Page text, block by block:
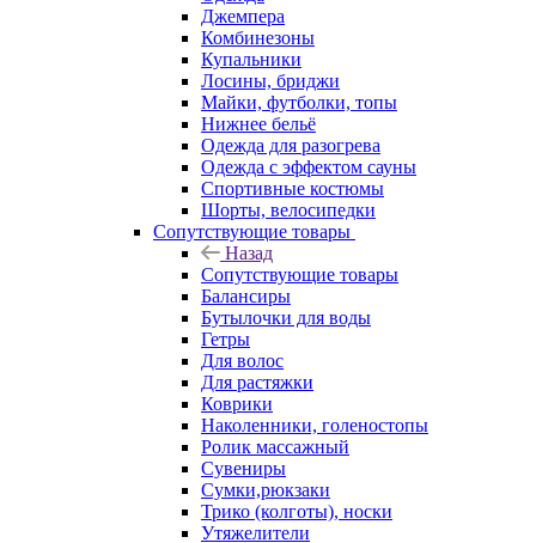
Джемпера
Комбинезоны
Купальники
Лосины, бриджи
Майки, футболки, топы
Нижнее бельё
Одежда для разогрева
Одежда с эффектом сауны
Спортивные костюмы
Шорты, велосипедки
Сопутствующие товары
Назад
Сопутствующие товары
Балансиры
Бутылочки для воды
Гетры
Для волос
Для растяжки
Коврики
Наколенники, голеностопы
Ролик массажный
Сувениры
Сумки,рюкзаки
Трико (колготы), носки
Утяжелители